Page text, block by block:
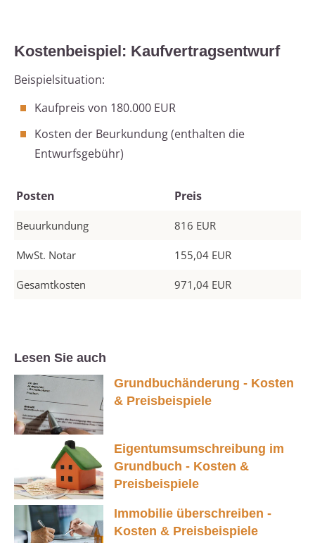
Kostenbeispiel: Kaufvertragsentwurf
Beispielsituation:
Kaufpreis von 180.000 EUR
Kosten der Beurkundung (enthalten die
Entwurfsgebühr)
Posten Preis
Beuurkundung 816 EUR
MwSt. Notar 155,04 EUR
Gesamtkosten 971,04 EUR
Lesen Sie auch
Grundbuchänderung - Kosten
& Preisbeispiele
Eigentumsumschreibung im
Grundbuch - Kosten &
Preisbeispiele
Immobilie überschreiben -
Kosten & Preisbeispiele